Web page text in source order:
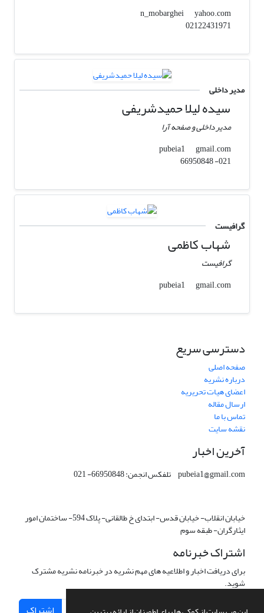
n_mobarghei
yahoo.com
مدیر داخلی
سیده لیلا حمیدشریفی
مدیر داخلی و صفحه آرا
pubeia1
gmail.com
گرافیست
شهاب کاظمی
گرافیست
pubeia1
gmail.com
دسترسی سریع
صفحه اصلی
درباره نشریه
اعضای هیات تحریریه
ارسال مقاله
تماس با ما
نقشه سایت
آخرین اخبار
pubeia1@gmail.com تلفکس انجمن: 66950848- 021
خیابان انقلاب- خیابان قدس- ابتدای خ طالقانی- پلاک 594- ساختمان امور
ایثارگران- طبقه سوم
اشتراک خبرنامه
برای دریافت اخبار و اطلاعیه های مهم نشریه در خبرنامه نشریه مشترک
شوید.